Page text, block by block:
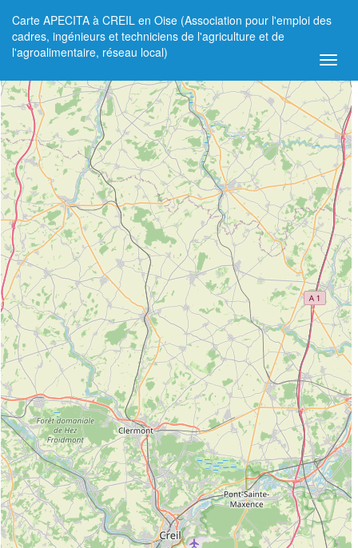
Carte APECITA à CREIL en Oise (Association pour l'emploi des
cadres, ingénieurs et techniciens de l'agriculture et de
l'agroalimentaire, réseau local)
+
−